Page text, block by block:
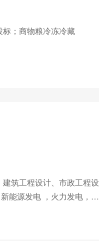
；商物粮冷冻冷藏
筑工程设计、市政工程设
能源发电 ，火力发电，通